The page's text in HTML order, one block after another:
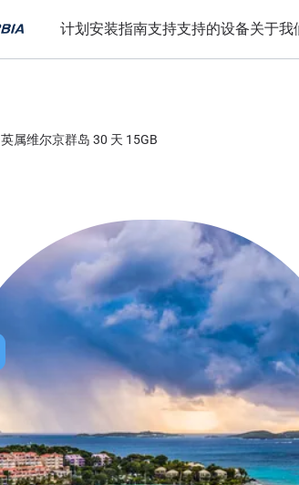
计划安装指南支持支持的设备关于我
英属维尔京群岛 30 天 15GB